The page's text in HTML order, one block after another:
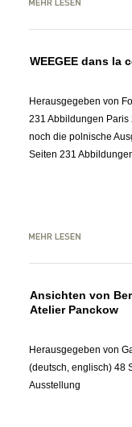
WEEGEE dans la
Herausgegeben von
231 Abbildungen
noch die polnische
Seiten 231
Ansichten von
Atelier Panckow
Herausgegeben von
(deutsch, englisch) 48
Ausstellung